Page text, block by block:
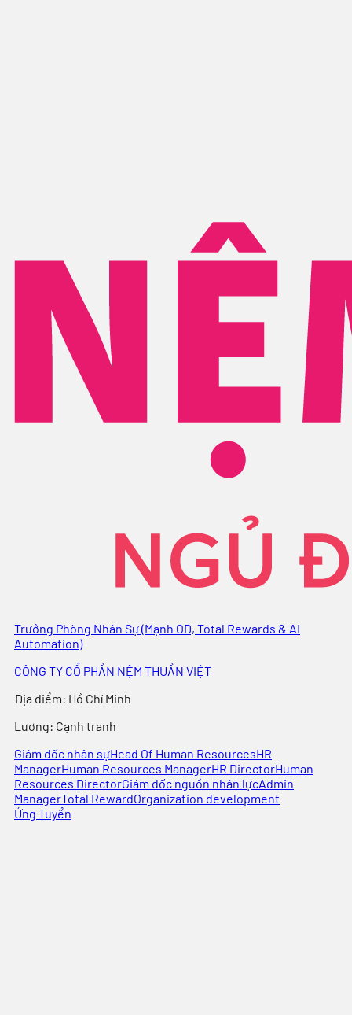
Trưởng Phòng Nhân Sự (Mạnh OD, Total Rewards & AI
Automation)
CÔNG TY CỔ PHẦN NỆM THUẦN VIỆT
Địa điểm: Hồ Chí Minh
Lương: Cạnh tranh
Giám đốc nhân sựHead Of Human ResourcesHR
ManagerHuman Resources ManagerHR DirectorHuman
Resources DirectorGiám đốc nguồn nhân lựcAdmin
ManagerTotal RewardOrganization development
Ứng Tuyển